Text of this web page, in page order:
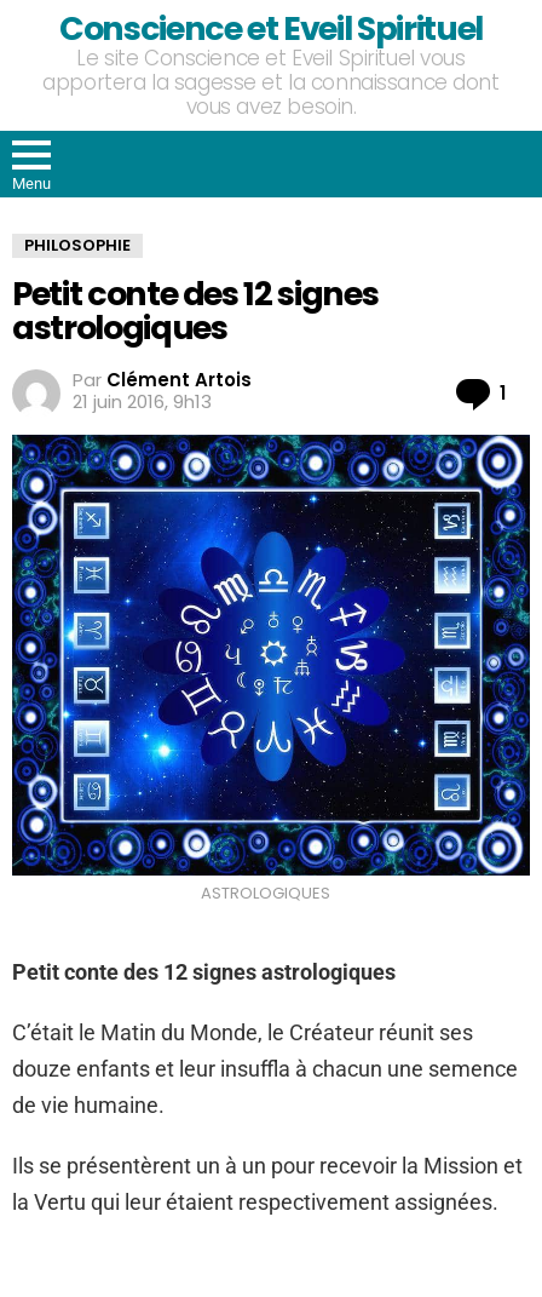
Conscience et Eveil Spirituel
Le site Conscience et Eveil Spirituel vous
apportera la sagesse et la connaissance dont
vous avez besoin.
Menu
PHILOSOPHIE
Petit conte des 12 signes
astrologiques
Par Clément Artois
21 juin 2016, 9h13
1
ASTROLOGIQUES
Petit conte des 12 signes astrologiques
C’était le Matin du Monde, le Créateur réunit ses
douze enfants et leur insuffla à chacun une semence
de vie humaine.
Ils se présentèrent un à un pour recevoir la Mission et
la Vertu qui leur étaient respectivement assignées.